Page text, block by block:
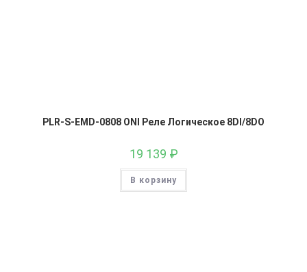
PLR-S-EMD-0808 ONI Реле Логическое 8DI/8DO
19 139 ₽
В корзину